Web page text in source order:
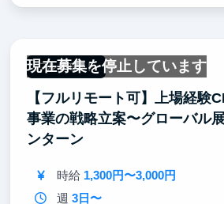
先輩から気軽に就活のアドバイスな
す！
現在募集を停止しています
フルリモート
【フルリモート可】上場経験
事業の戦略立案〜グローバル
ンターン
時給 1,300円〜3,000円
週 3日〜